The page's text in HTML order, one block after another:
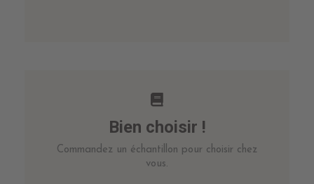
Bien choisir !
Commandez un échantillon pour choisir chez
vous.